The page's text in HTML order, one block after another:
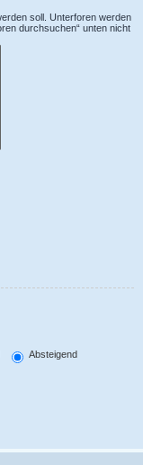
soll. Unterforen werden
durchsuchen“ unten nicht
Absteigend